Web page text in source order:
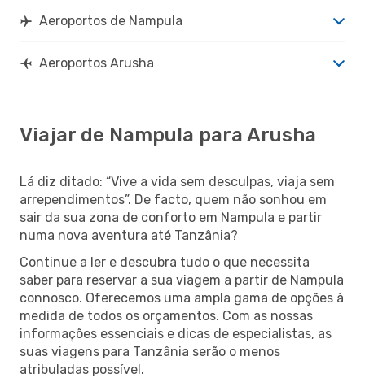
Aeroportos de Nampula
Aeroportos Arusha
Viajar de Nampula para Arusha
Lá diz ditado: “Vive a vida sem desculpas, viaja sem
arrependimentos”. De facto, quem não sonhou em
sair da sua zona de conforto em Nampula e partir
numa nova aventura até Tanzânia?
Continue a ler e descubra tudo o que necessita
saber para reservar a sua viagem a partir de Nampula
connosco. Oferecemos uma ampla gama de opções à
medida de todos os orçamentos. Com as nossas
informações essenciais e dicas de especialistas, as
suas viagens para Tanzânia serão o menos
atribuladas possível.